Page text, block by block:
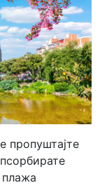
пропуштајте
плажа